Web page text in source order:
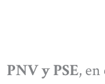
PNV y PSE,